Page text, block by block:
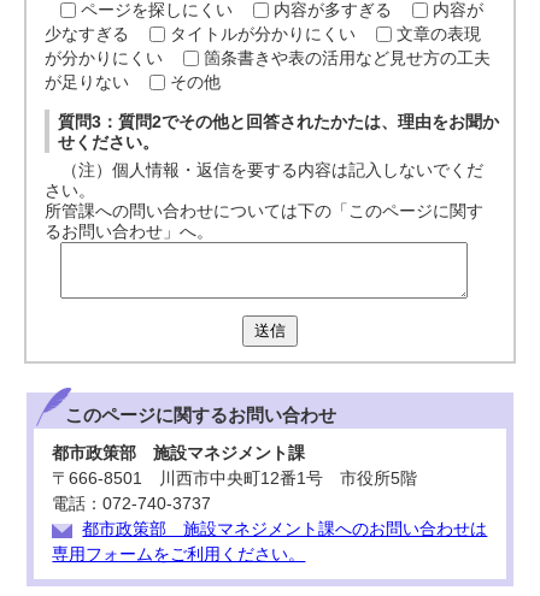
ページを探しにくい
内容が多すぎる
内容が
少なすぎる
タイトルが分かりにくい
文章の表現
が分かりにくい
箇条書きや表の活用など見せ方の工夫
が足りない
その他
質問3：質問2でその他と回答されたかたは、理由をお聞か
せください。
（注）個人情報・返信を要する内容は記入しないでくだ
さい。
所管課への問い合わせについては下の「このページに関す
るお問い合わせ」へ。
送信
このページに関するお問い合わせ
都市政策部 施設マネジメント課
〒666-8501 川西市中央町12番1号 市役所5階
電話：072-740-3737
都市政策部 施設マネジメント課へのお問い合わせは
専用フォームをご利用ください。